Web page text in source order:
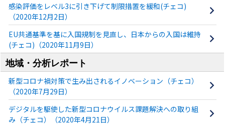
感染評価をレベル3に引き下げて制限措置を緩和(チェコ)
（2020年12月2日）
EU共通基準を基に入国規制を見直し、日本からの入国は維持
(チェコ)（2020年11月9日）
地域・分析レポート
新型コロナ禍対策で生み出されるイノベーション（チェコ）
（2020年7月29日）
デジタルを駆使した新型コロナウイルス課題解決への取り組
み（チェコ）（2020年4月21日）